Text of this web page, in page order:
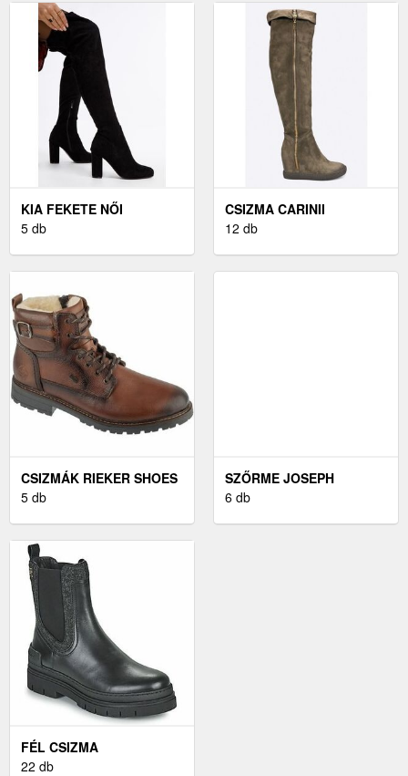
KIA FEKETE NŐI
CSIZMÁK
5 db
CSIZMA CARINII
12 db
CSIZMÁK RIEKER SHOES
5 db
SZŐRME JOSEPH
RIBKOFF
6 db
FÉL CSIZMA
22 db